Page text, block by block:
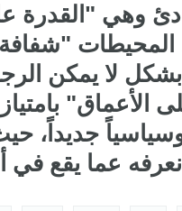
وهي "القدرة
"شفافة"
بشكل لا يمكن
الأعماق"
جديداً،
نعرفه عما يقع